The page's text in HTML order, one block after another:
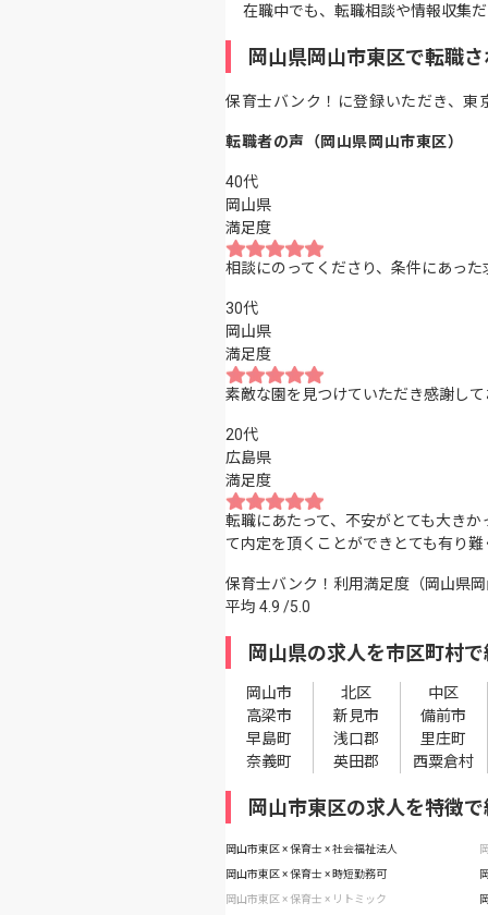
在職中でも、転職相談や情報収集
岡山県岡山市東区で転職
保育士バンク！に登録いただき、
転職者の声（岡山県岡山市東区）
40代
岡山県
満足度
相談にのってくださり、条件にあっ
30代
岡山県
満足度
素敵な園を見つけていただき感謝し
20代
広島県
満足度
転職にあたって、不安がとても大き
て内定を頂くことができとても有り
保育士バンク！利用満足度（岡山県
平均 4.9 /5.0
岡山県の求人を市区町村
岡山市 北区
中区
高梁市
新見市
備前市
早島町
浅口郡
里庄町
奈義町
英田郡 西粟倉村
岡山市東区の求人を特徴
岡山市東区 × 保育士 × 社会福祉法人
岡山市東区 × 保育士 × 時短勤務可
岡山市東区 × 保育士 × リトミック